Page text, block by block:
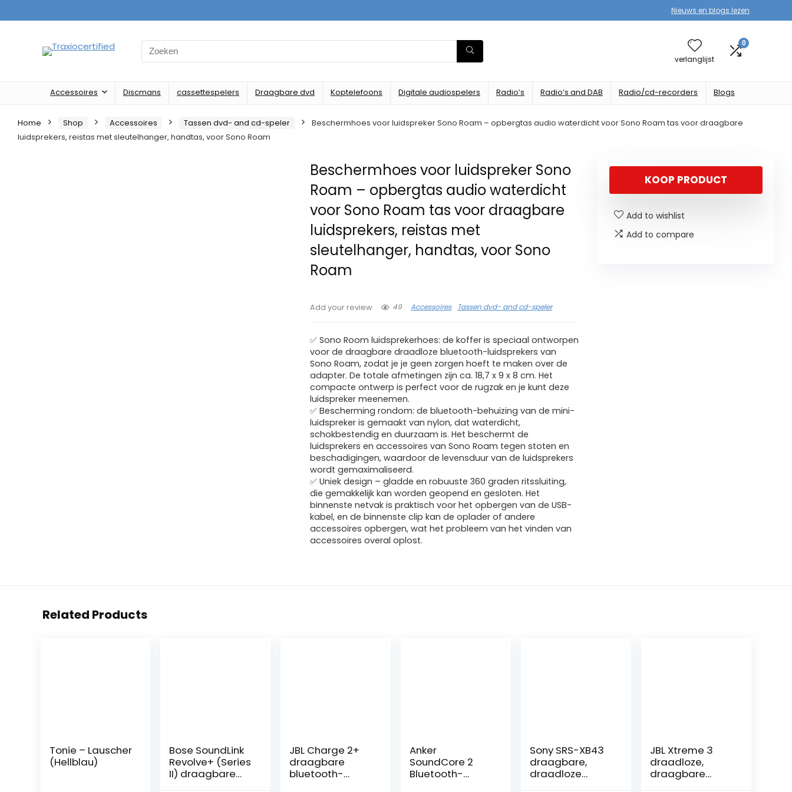
Nieuws en blogs lezen
Search
for:
verlanglijst
0
Accessoires Discmans cassettespelers Draagbare dvd Koptelefoons Digitale audiospelers Radio’s Radio’s and DAB Radio/cd-recorders Blogs
Home Shop Accessoires Tassen dvd- and cd-speler
Beschermhoes voor luidspreker Sono Roam – opbergtas audio waterdicht voor Sono Roam tas voor draagbare
luidsprekers, reistas met sleutelhanger, handtas, voor Sono Roam
Beschermhoes voor luidspreker Sono
Roam – opbergtas audio waterdicht
voor Sono Roam tas voor draagbare
luidsprekers, reistas met
sleutelhanger, handtas, voor Sono
Roam
Add your review 49 Accessoires Tassen dvd- and cd-speler
✅ Sono Room luidsprekerhoes: de koffer is speciaal ontworpen
voor de draagbare draadloze bluetooth-luidsprekers van
Sono Roam, zodat je je geen zorgen hoeft te maken over de
adapter. De totale afmetingen zijn ca. 18,7 x 9 x 8 cm. Het
compacte ontwerp is perfect voor de rugzak en je kunt deze
luidspreker meenemen.
✅ Bescherming rondom: de bluetooth-behuizing van de mini-
luidspreker is gemaakt van nylon, dat waterdicht,
schokbestendig en duurzaam is. Het beschermt de
luidsprekers en accessoires van Sono Roam tegen stoten en
beschadigingen, waardoor de levensduur van de luidsprekers
wordt gemaximaliseerd.
✅ Uniek design – gladde en robuuste 360 graden ritssluiting,
die gemakkelijk kan worden geopend en gesloten. Het
binnenste netvak is praktisch voor het opbergen van de USB-
kabel, en de binnenste clip kan de oplader of andere
accessoires opbergen, wat het probleem van het vinden van
accessoires overal oplost.
KOOP PRODUCT
Add to wishlist
Add to compare
Related Products
Tonie – Lauscher
(Hellblau)
Bose SoundLink
Revolve+ (Series
II) draagbare
JBL Charge 2+
draagbare
bluetooth-
Anker
SoundCore 2
Bluetooth-
Sony SRS-XB43
draagbare,
draadloze
JBL Xtreme 3
draadloze,
draagbare